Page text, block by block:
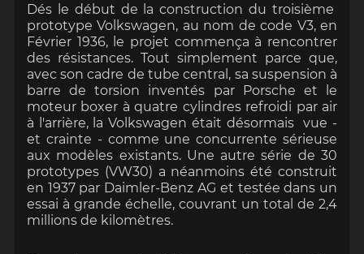
Dés le début de la construction du troisième
prototype Volkswagen, au nom de code V3, en
Février 1936, le projet commença à rencontrer
des résistances. Tout simplement parce que,
avec son cadre de tube central, sa suspension à
barre de torsion inventés par Porsche et le
moteur boxer à quatre cylindres refroidi par air
à l'arrière, la Volkswagen était désormais vue -
et crainte - comme une concurrente sérieuse
aux modèles existants. Une autre série de 30
prototypes (VW30) a néanmoins été construit
en 1937 par Daimler-Benz AG et testée dans un
essai à grande échelle, couvrant un total de 2,4
millions de kilomètres.